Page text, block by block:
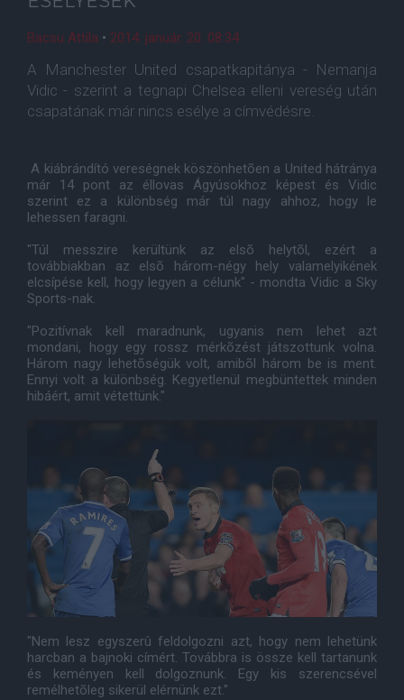
Bacsu Attila • 2014. január. 20. 08:34
A Manchester United csapatkapitánya - Nemanja
Vidic - szerint a tegnapi Chelsea elleni vereség után
csapatának már nincs esélye a címvédésre.
A kiábrándító vereségnek köszönhetõen a United hátránya
már 14 pont az éllovas Ágyúsokhoz képest és Vidic
szerint ez a különbség már túl nagy ahhoz, hogy le
lehessen faragni.
"Túl messzire kerültünk az elsõ helytõl, ezért a
továbbiakban az elsõ három-négy hely valamelyikének
elcsípése kell, hogy legyen a célunk" - mondta Vidic a Sky
Sports-nak.
"Pozitívnak kell maradnunk, ugyanis nem lehet azt
mondani, hogy egy rossz mérkõzést játszottunk volna.
Három nagy lehetõségük volt, amibõl három be is ment.
Ennyi volt a különbség. Kegyetlenül megbüntettek minden
hibáért, amit vétettünk."
"Nem lesz egyszerû feldolgozni azt, hogy nem lehetünk
harcban a bajnoki címért. Továbbra is össze kell tartanunk
és keményen kell dolgoznunk. Egy kis szerencsével
remélhetõleg sikerül elérnünk ezt."